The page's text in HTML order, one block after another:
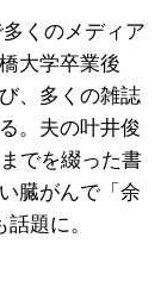
くのメディア
大学卒業後
、多くの雑誌
。夫の叶井俊
でを綴った書
臓がんで「余
題に。